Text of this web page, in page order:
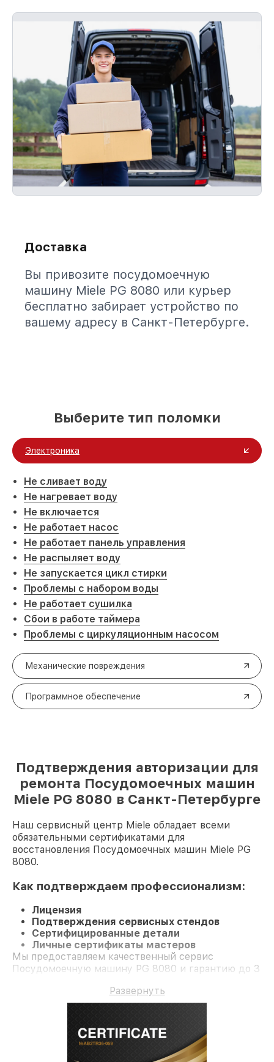
Доставка
Вы привозите посудомоечную
машину Miele PG 8080 или курьер
бесплатно забирает устройство по
вашему адресу в Санкт-Петербурге.
Выберите тип поломки
Электроника
Не сливает воду
Не нагревает воду
Не включается
Не работает насос
Не работает панель управления
Не распыляет воду
Не запускается цикл стирки
Проблемы с набором воды
Не работает сушилка
Сбои в работе таймера
Проблемы с циркуляционным насосом
Механические повреждения
Программное обеспечение
Подтверждения авторизации для
ремонта Посудомоечных машин
Miele PG 8080 в Санкт-Петербурге
Наш сервисный центр Miele обладает всеми
обязательными сертификатами для
восстановления Посудомоечных машин Miele PG
8080.
Как подтверждаем профессионализм:
Лицензия
Подтверждения сервисных стендов
Сертифицированные детали
Личные сертификаты мастеров
Мы предоставляем качественный сервис
Посудомоечную машину PG 8080 и гарантию до 3
Развернуть